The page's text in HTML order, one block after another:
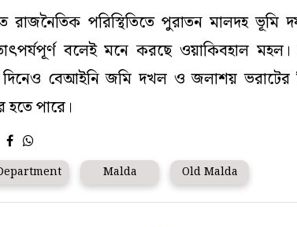
রাজনৈতিক পরিস্থিতিতে পুরাতন মালদহ
বলেই মনে করছে ওয়াকিবহাল মহল।
বেআইনি জমি দখল ও জলাশয় ভরাটের
পারে।
Malda Old Malda